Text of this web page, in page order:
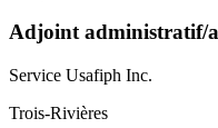
Adjoint administratif/
Service Usafiph Inc.
Trois-Rivières